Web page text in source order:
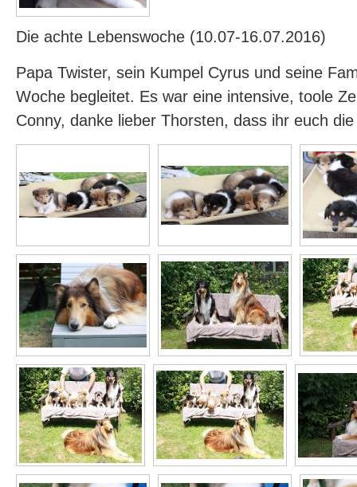
Die achte Lebenswoche (10.07-16.07.2016)
Papa Twister, sein Kumpel Cyrus und seine
Woche begleitet. Es war eine intensive, toole
Conny, danke lieber Thorsten, dass ihr euch